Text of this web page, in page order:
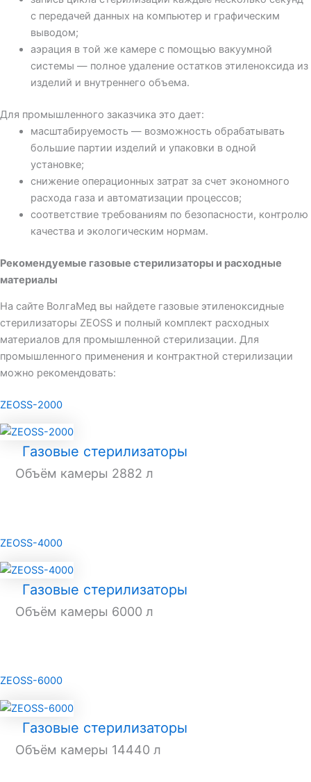
с передачей данных на компьютер и графическим
выводом;
аэрация в той же камере с помощью вакуумной
системы — полное удаление остатков этиленоксида из
изделий и внутреннего объема.
Для промышленного заказчика это дает:
масштабируемость — возможность обрабатывать
большие партии изделий и упаковки в одной
установке;
снижение операционных затрат за счет экономного
расхода газа и автоматизации процессов;
соответствие требованиям по безопасности, контролю
качества и экологическим нормам.
Рекомендуемые газовые стерилизаторы и расходные
материалы
На сайте ВолгаМед вы найдете газовые этиленоксидные
стерилизаторы ZEOSS и полный комплект расходных
материалов для промышленной стерилизации. Для
промышленного применения и контрактной стерилизации
можно рекомендовать:
ZEOSS-2000
Газовые стерилизаторы
Объём камеры 2882 л
ZEOSS-4000
Газовые стерилизаторы
Объём камеры 6000 л
ZEOSS-6000
Газовые стерилизаторы
Объём камеры 14440 л